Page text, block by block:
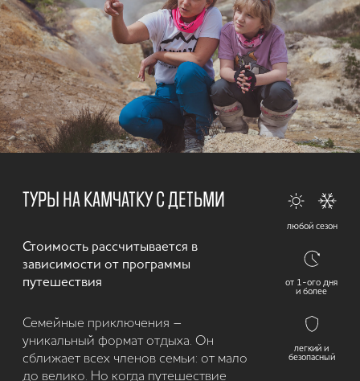
TRIPADVISOR
КАТЕГОРИИ
ТУРОВ